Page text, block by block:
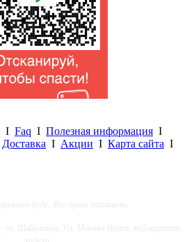
I Faq I Полезная информация I
Доставка I Акции I Карта сайта I